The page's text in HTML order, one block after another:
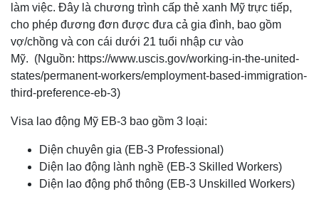
làm việc. Đây là chương trình cấp thẻ xanh Mỹ trực tiếp,
cho phép đương đơn được đưa cả gia đình, bao gồm
vợ/chồng và con cái dưới 21 tuổi nhập cư vào
Mỹ. (Nguồn: https://www.uscis.gov/working-in-the-united-
states/permanent-workers/employment-based-immigration-
third-preference-eb-3)
Visa lao động Mỹ EB-3 bao gồm 3 loại:
Diện chuyên gia (EB-3 Professional)
Diện lao động lành nghề (EB-3 Skilled Workers)
Diện lao động phổ thông (EB-3 Unskilled Workers)